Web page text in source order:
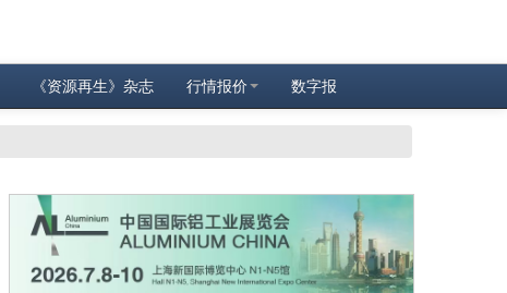
《资源再生》杂志 行情报价 数字报